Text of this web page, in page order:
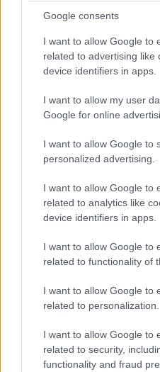
Google consents
I want to allow Google to
related to advertising like
device identifiers in apps.
I want to allow my user
Google for online
I want to allow Google to
personalized advertising.
I want to allow Google to
related to analytics like
device identifiers in apps.
I want to allow Google to
related to functionality of
I want to allow Google to
related to personalization.
I want to allow Google to
related to security,
functionality and fraud